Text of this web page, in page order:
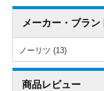
メーカー・ブラン
ノーリツ (13)
商品レビュー